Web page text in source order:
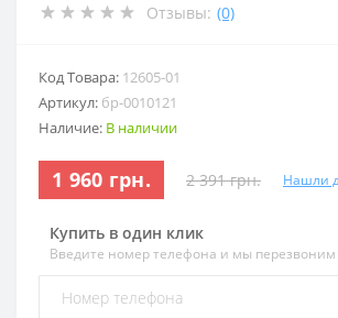
Отзывы: (0)
Код Товара: 12605-01
Артикул: бр-0010121
Наличие: В наличии
1 960 грн. 2 391 грн. Нашли
Купить в один клик
Введите номер телефона и мы перезвоним